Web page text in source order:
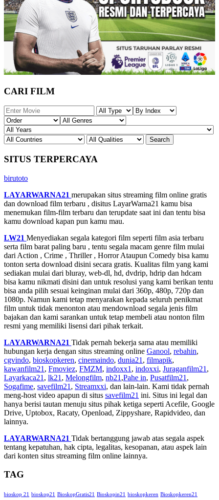
CARI FILM
SITUS TERPERCAYA
birutoto
LAYARWARNA21 merupakan situs streaming film online gratis
dan download film terbaru , disitus LayarWarna21 kamu bisa
menemukan film-film terbaru dan terupdate saat ini dan tentu bisa
kamu download kapan pun kamu mau.
LW21 Menyediakan segala kategori film seperti film asia terbaru
serta film barat paling baru , tentu segala macam genre film mulai
dari Action , Crime , Thriller , Horror Ataupun Comedy bisa kamu
tonton serta download disini secara gratis. Kualitas film yang kami
sediakan mulai dari bluray, web-dl, hd, dvdrip, hdrip dan hdcam
bisa kamu nikmati disini dan untuk resolusi yang kami berikan tentu
bisa anda pilih sesuai keinginan mulai dari 360p, 480p, 720p dan
1080p. Namun kami tetap menyarakan kepada seluruh penikmat
film untuk tidak menonton atau mendownload segala jenis film
bajakan dan kami sarankan untuk tetap membeli atau nonton film
resmi yang memiliki lisensi dari pihak terkait.
LAYARWARNA21 Tidak pernah bekerja sama atau memiliki
hubungan kerja dengan situs streaming online Ganool, rebahin,
cgvindo, bioskopkeren, cinemaindo, dunia21 , filmapik,
kawanfilm21 , Fmoviez, FMZM, indoxx1 , indoxxi, Juraganfilm21 ,
Layarkaca21 , lk21 , Melongfilm, nb21 ,Pahe in, Pusatfilm21 ,
Sogafime, savefilm21 , Streamxxi, dan lain-lain. Kami tidak pernah
meng-host video apapun di situs savefilm21 ini. Situs ini legal dan
hanya berisi tautan menuju situs pihak ketiga seperti Acefile, Google
Drive, Uptobox, Racaty, Openload, Zippyshare, Rapidvideo, dan
lainnya.
LAYARWARNA21 Tidak bertanggung jawab atas segala aspek
tentang kepatuhan, hak cipta, legalitas, kesopanan, atau aspek lain
dari konten situs streaming film online lainnya.
TAG
bioskop 21 bioskop21 BioskopGratis21 Bioskopin21 bioskopkeren Bioskopkeren21